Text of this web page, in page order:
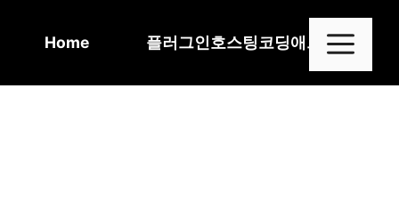
Home 플러그인호스팅코딩애드센스